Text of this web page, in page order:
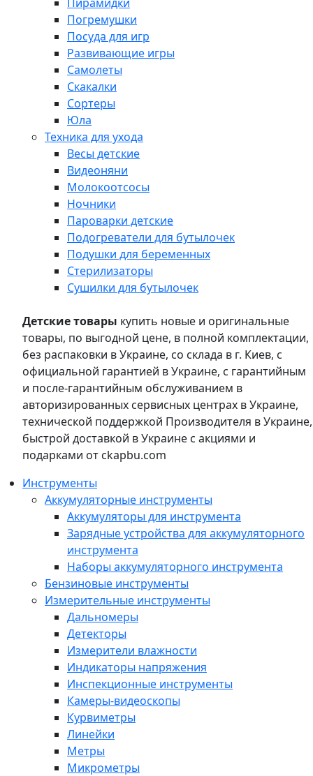
Погремушки
Посуда для игр
Развивающие игры
Самолеты
Скакалки
Сортеры
Юла
Техника для ухода
Весы детские
Видеоняни
Молокоотсосы
Ночники
Пароварки детские
Подогреватели для бутылочек
Подушки для беременных
Стерилизаторы
Сушилки для бутылочек
Детские товары купить новые и оригинальные
товары, по выгодной цене, в полной комплектации,
без распаковки в Украине, со склада в г. Киев, с
официальной гарантией в Украине, с гарантийным
и после-гарантийным обслуживанием в
авторизированных сервисных центрах в Украине,
технической поддержкой Производителя в Украине,
быстрой доставкой в Украине с акциями и
подарками от ckapbu.com
Инструменты
Аккумуляторные инструменты
Аккумуляторы для инструмента
Зарядные устройства для аккумуляторного
инструмента
Наборы аккумуляторного инструмента
Бензиновые инструменты
Измерительные инструменты
Дальномеры
Детекторы
Измерители влажности
Индикаторы напряжения
Инспекционные инструменты
Камеры-видеоскопы
Курвиметры
Линейки
Метры
Микрометры